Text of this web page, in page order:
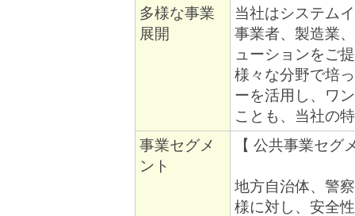
多様な事業
展開
当社はシステム
事業者、製造業
ューションをご
様々な分野で培
ーを活用し、ワ
ことも、当社の
事業セグメ
ント
【 公共事業セグ
地方自治体、警
様に対し、安全